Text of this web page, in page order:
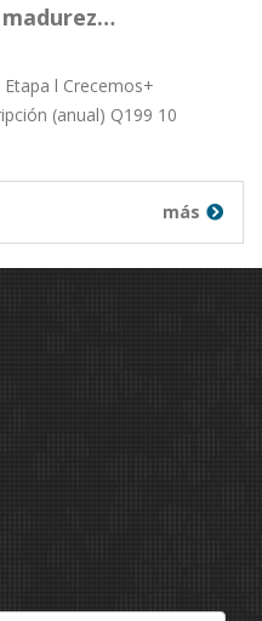
l Crecemos+
(anual) Q199 10
más